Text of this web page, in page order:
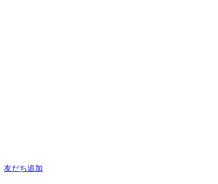
友だち追加